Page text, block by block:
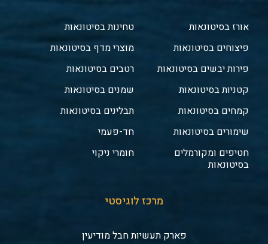
אורז בסיטונאות
פיצוחים בסיטונאות
פירות יבשים בסיטונאות
קטניות בסיטונאות
קמחים בסיטונאות
שימורים בסיטונאות
חטיפים ומקורמלים
בסיטונאות
טחינות בסיטונאות
מוצרי מדף בסיטונאות
רטבים בסיטונאות
שמנים בסיטונאות
תבלינים בסיטונאות
חד-פעמי
חומרי ניקוי
מרכז לוגיסטי
פארק תעשיות חבל מודיעין